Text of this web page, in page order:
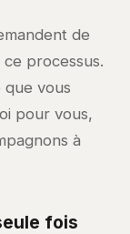
de
processus.
que vous
pour vous,
à
fois